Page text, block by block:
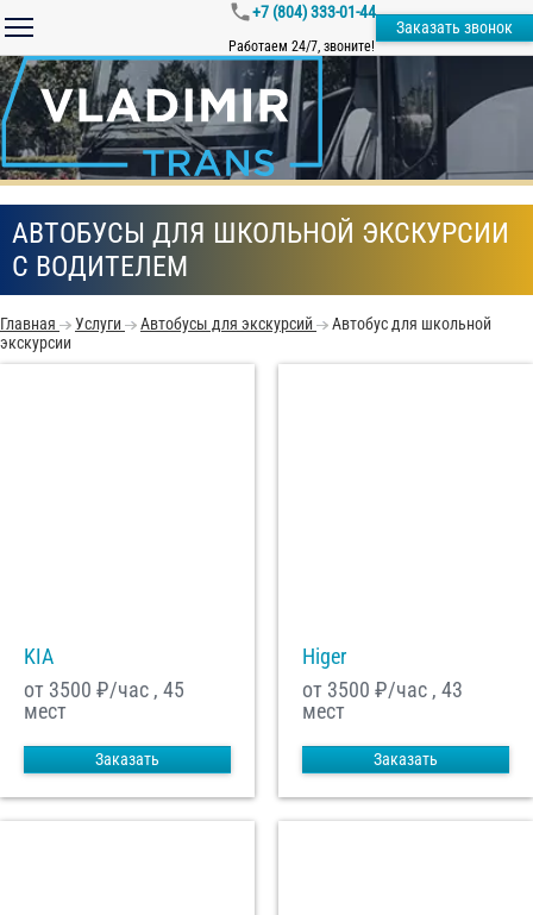
+7 (804) 333-01-44
Работаем 24/7, звоните!
Заказать звонок
АВТОБУСЫ ДЛЯ ШКОЛЬНОЙ ЭКСКУРСИИ
С ВОДИТЕЛЕМ
Главная Услуги Автобусы для экскурсий
Автобус для школьной
экскурсии
KIA
от 3500 ₽/час , 45
мест
Заказать
Higer
от 3500 ₽/час , 43
мест
Заказать
Отправить заказ